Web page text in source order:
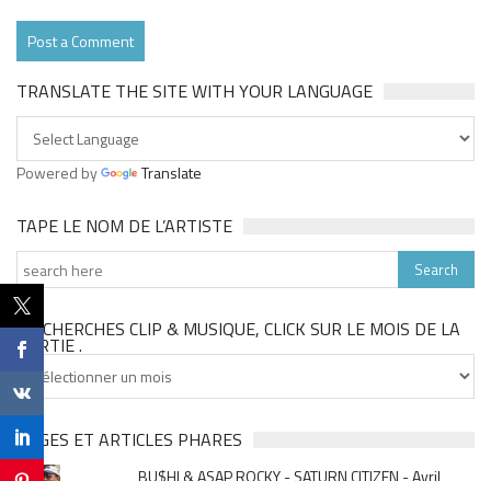
TRANSLATE THE SITE WITH YOUR LANGUAGE
Powered by Translate
TAPE LE NOM DE L’ARTISTE
TU CHERCHES CLIP & MUSIQUE, CLICK SUR LE MOIS DE LA
SORTIE .
Tu
cherches
clip
&
musique,
PAGES ET ARTICLES PHARES
BU$HI & ASAP ROCKY - SATURN CITIZEN - Avril